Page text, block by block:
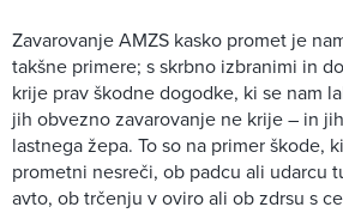
Zavarovanje AMZS kasko promet je
takšne primere; s skrbno izbranimi in
krije prav škodne dogodke, ki se nam
jih obvezno zavarovanje ne krije – in
lastnega žepa. To so na primer škode,
prometni nesreči, ob padcu ali udarcu
avto, ob trčenju v oviro ali ob zdrsu s